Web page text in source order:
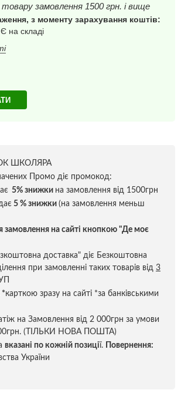
замовлення 1500 грн. і вище
з моменту зарахування коштів:
на складі
ШКОЛЯРА
Промо діє промокод:
5% знижки на замовлення від 1500грн
5 % знижки (на замовлення меньш
замовлення на сайті кнопкою "Де моє
доставка" діє Безкоштовна
при замовленні таких товарів від 3
*карткою зразу на сайті *за банківськими
на Замовлення від 2 000грн за умови
(ТІЛЬКИ НОВА ПОШТА)
вказані по кожній позиції.
Повернення:
України